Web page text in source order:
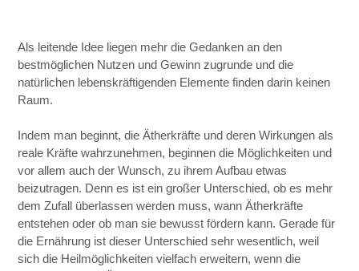
Als leitende Idee liegen mehr die Gedanken an den
bestmöglichen Nutzen und Gewinn zugrunde und die
natürlichen lebenskräftigenden Elemente finden darin keinen
Raum.
Indem man beginnt, die Ätherkräfte und deren Wirkungen als
reale Kräfte wahrzunehmen, beginnen die Möglichkeiten und
vor allem auch der Wunsch, zu ihrem Aufbau etwas
beizutragen. Denn es ist ein großer Unterschied, ob es mehr
dem Zufall überlassen werden muss, wann Ätherkräfte
entstehen oder ob man sie bewusst fördern kann. Gerade für
die Ernährung ist dieser Unterschied sehr wesentlich, weil
sich die Heilmöglichkeiten vielfach erweitern, wenn die